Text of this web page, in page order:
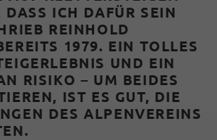
DASS ICH DAFÜR SEIN
REINHOLD
1979. EIN TOLLES
UND EIN
RISIKO – UM BEIDES
IST ES GUT, DIE
DES ALPENVEREINS